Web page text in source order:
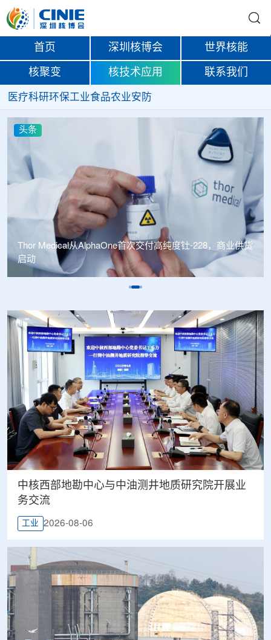
首页 深圳核博会 世界核能
核聚变 核技术应用 联系我们
医疗科研环保工业食品农业安防
头条
Thor Medical从AlphaOne首次交付高纯度钍-228，商业供货
启动
中核西部地勘中心与中油测井地质研究院开展业
务交流
工业 2026-08-06